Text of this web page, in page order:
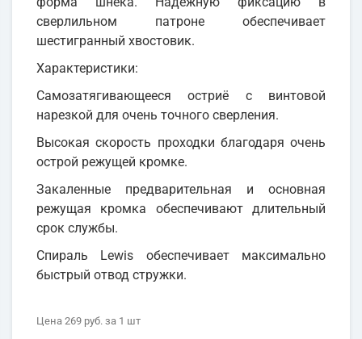
сверлильном патроне обеспечивает
шестигранный хвостовик.
Характеристики:
Самозатягивающееся остриё с винтовой
нарезкой для очень точного сверления.
Высокая скорость проходки благодаря очень
острой режущей кромке.
Закаленные предварительная и основная
режущая кромка обеспечивают длительный
срок службы.
Спираль Lewis обеспечивает максимально
быстрый отвод стружки.
Цена 269 руб. за 1 шт